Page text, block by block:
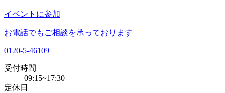
イベントに参加
お電話でもご相談を承っております
0120-5-46109
受付時間
09:15~17:30
定休日